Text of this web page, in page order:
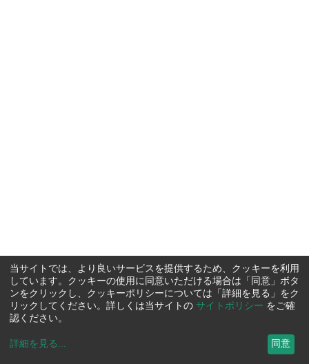
当サイトでは、より良いサービスを提供するため、クッキーを利用
しています。クッキーの使用に同意いただける場合は「同意」ボタ
ンをクリックし、クッキーポリシーについては「詳細を見る」をク
リックしてください。詳しくは当サイトの サイトポリシー をご確
認ください。
詳細を見る ... 同意